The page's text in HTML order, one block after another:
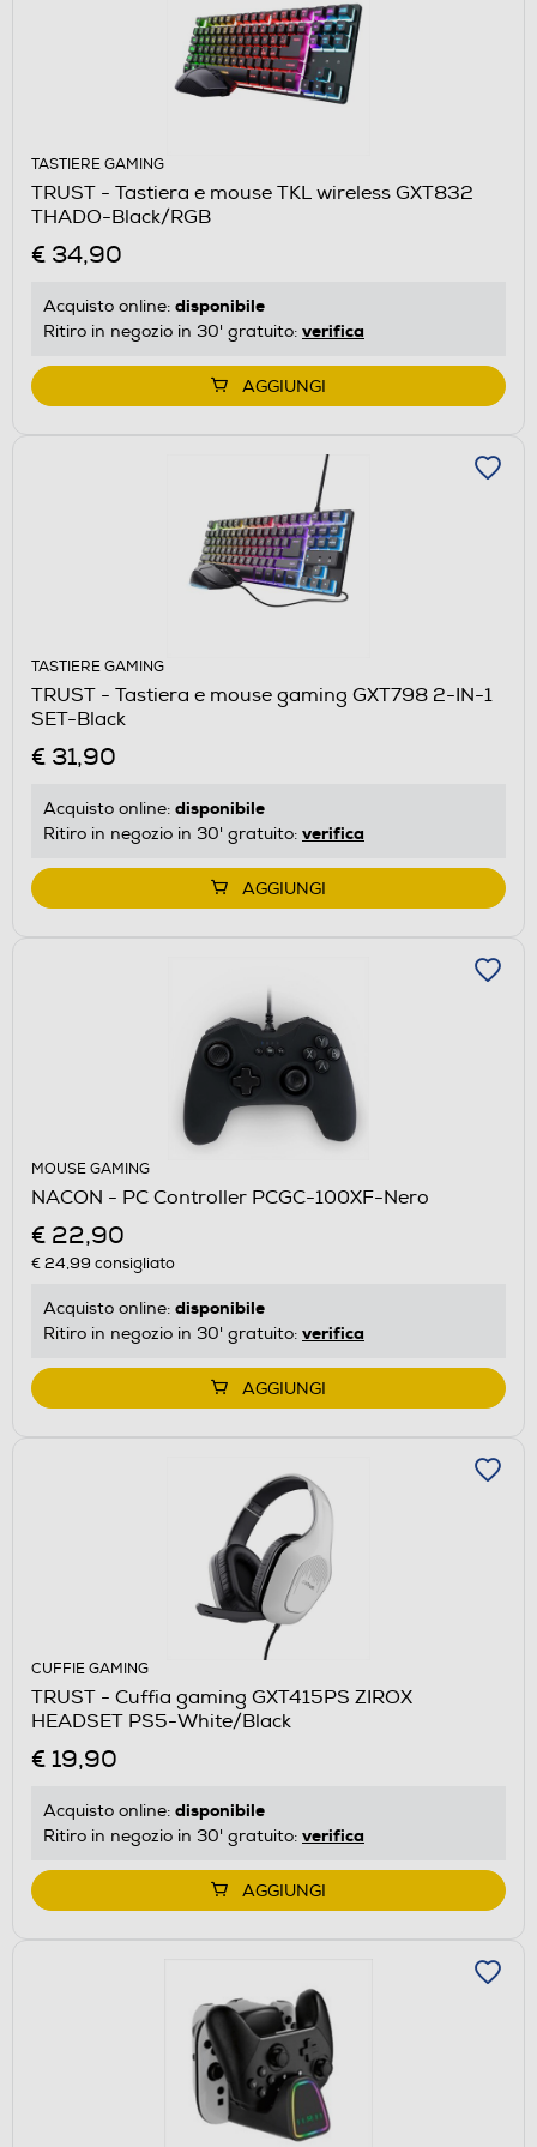
TASTIERE GAMING
TRUST - Tastiera e mouse TKL wireless GXT832
THADO-Black/RGB
€ 34,90
Acquisto online: disponibile
Ritiro in negozio in 30' gratuito: verifica
AGGIUNGI
TASTIERE GAMING
TRUST - Tastiera e mouse gaming GXT798 2-IN-1
SET-Black
€ 31,90
Acquisto online: disponibile
Ritiro in negozio in 30' gratuito: verifica
AGGIUNGI
MOUSE GAMING
NACON - PC Controller PCGC-100XF-Nero
€ 22,90
€ 24,99 consigliato
Acquisto online: disponibile
Ritiro in negozio in 30' gratuito: verifica
AGGIUNGI
CUFFIE GAMING
TRUST - Cuffia gaming GXT415PS ZIROX
HEADSET PS5-White/Black
€ 19,90
Acquisto online: disponibile
Ritiro in negozio in 30' gratuito: verifica
AGGIUNGI